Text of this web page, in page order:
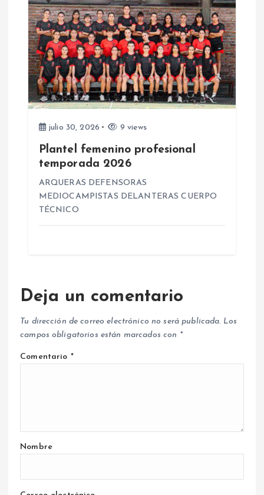
s
julio 30, 2026 9 views
Plantel femenino profesional
temporada 2026
ARQUERAS DEFENSORAS
MEDIOCAMPISTAS DELANTERAS CUERPO
TÉCNICO
Deja un comentario
Tu dirección de correo electrónico no será publicada. Los
campos obligatorios están marcados con *
Comentario *
Nombre